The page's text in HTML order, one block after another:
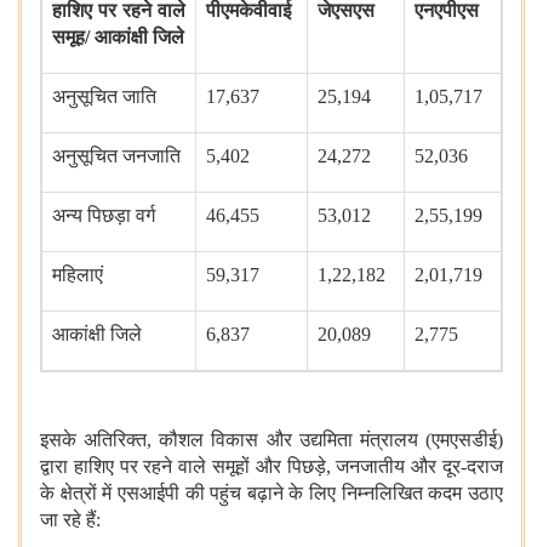
हाशिए पर रहने वाले
समूह/ आकांक्षी जिले
पीएमकेवीवाई जेएसएस एनएपीएस
अनुसूचित जाति 17,637 25,194 1,05,717
अनुसूचित जनजाति 5,402 24,272 52,036
अन्‍य पिछड़ा वर्ग 46,455 53,012 2,55,199
महिलाएं 59,317 1,22,182 2,01,719
आकांक्षी जिले 6,837 20,089 2,775
इसके अतिरिक्‍त, कौशल विकास और उद्यमिता मंत्रालय (एमएसडीई)
द्वारा हाशिए पर रहने वाले समूहों और पिछड़े, जनजातीय और दूर-दराज
के क्षेत्रों में एसआईपी की पहुंच बढ़ाने के लिए निम्नलिखित कदम उठाए
जा रहे हैं: